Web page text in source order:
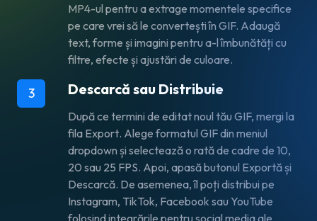
MP4-ul pentru a extrage momentele specifice
pe care vrei să le convertești în GIF. Adaugă
text, forme și imagini pentru a-l îmbunătăți cu
filtre, efecte și ajustări de culoare.
3 Descarcă sau Distribuie
După ce termini de editat noul tău GIF, mergi la
fila Export. Alege formatul GIFdin meniul
dropdown și selectează o rată de cadre de 10,
20 sau 25 FPS. Apoi, apasă butonul Exportă și
Descarcă. De asemenea, îl poți distribui pe
Instagram, TikTok, Facebook sau YouTube
folosind integrările pentru social media ale